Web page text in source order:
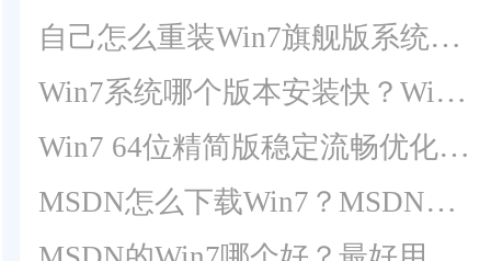
自己怎么重装Win7旗舰版系统教程
Win7系统哪个版本安装快？Win7 64位精简装机版系统下载
Win7 64位精简版稳定流畅优化系统下载（已永久激活）
MSDN怎么下载Win7？MSDN下载Win7教程